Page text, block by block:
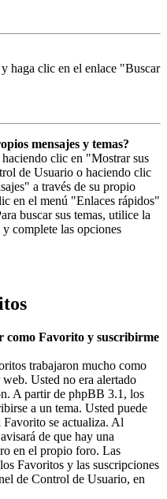
haga clic en el enlace "Buscar
mensajes y temas?
haciendo clic en "Mostrar sus
de Usuario o haciendo clic
a través de su propio
en el menú "Enlaces rápidos"
buscar sus temas, utilice la
complete las opciones
como Favorito y suscribirme
trabajaron mucho como
Usted no era alertado
A partir de phpBB 3.1, los
a un tema. Usted puede
se actualiza. Al
de que hay una
en el propio foro. Las
Favoritos y las suscripciones
de Control de Usuario, en